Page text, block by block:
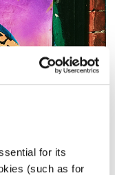
for its
(such as for
מנועים קדימה – 14.9.20
מנועים קדימה
גלית